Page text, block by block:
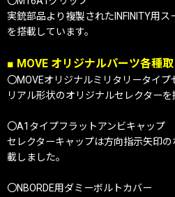
実銃部品より複製されたINFINITY用
を搭載しています。
■ MOVE オリジナルパーツ各種
〇MOVEオリジナルミリタリータイプ
リアル形状のオリジナルセレクターを
〇A1タイプフラットアンビキャップ
セレクターキャップは方向指示矢印
載しました。
〇NBORDE用ダミーボルトカバー